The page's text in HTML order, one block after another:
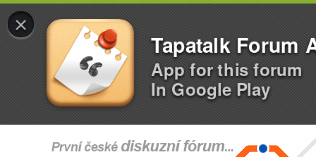
×
Tapatalk Forum
App for this forum
In Google Play